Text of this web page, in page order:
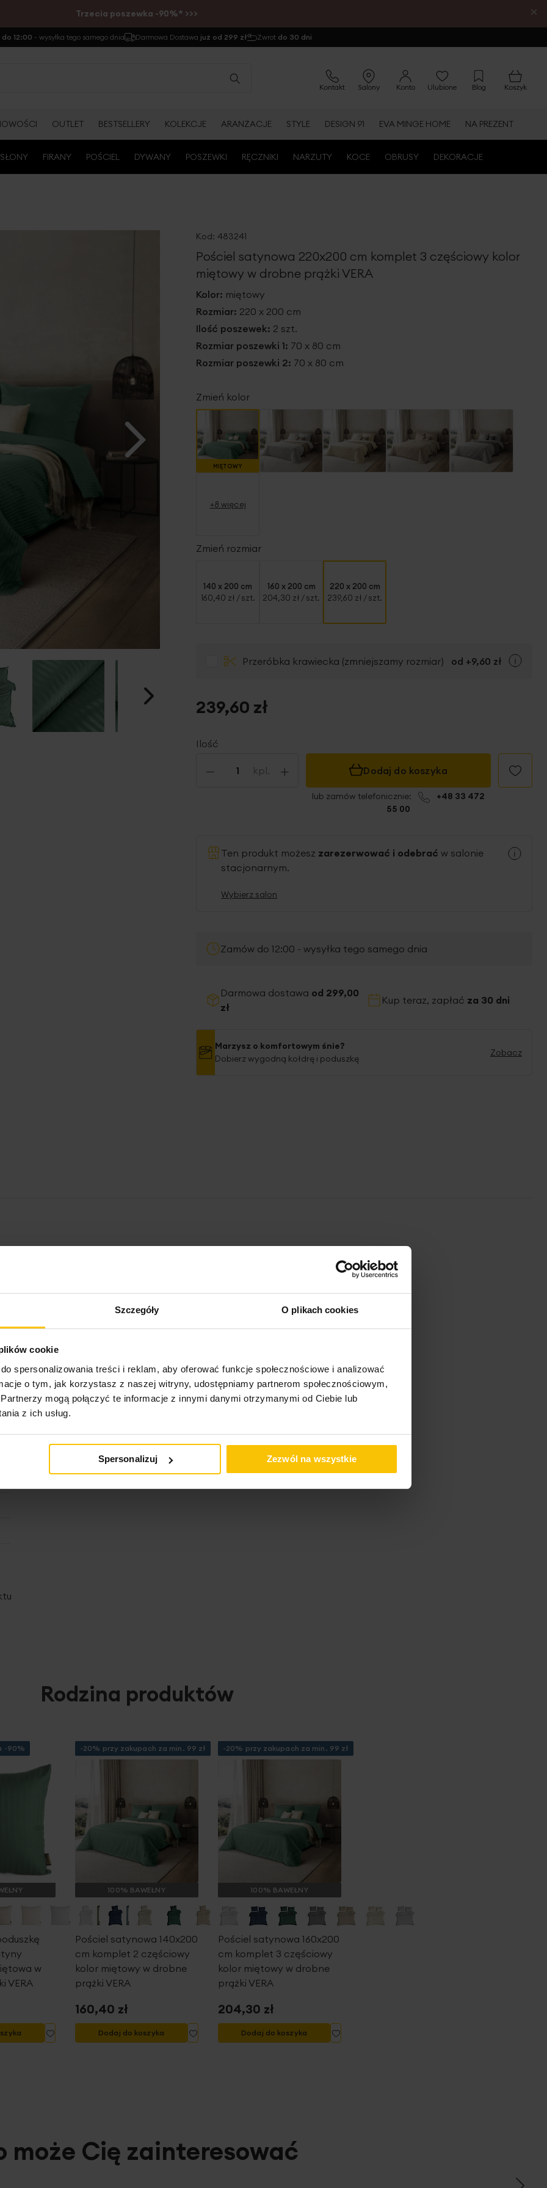
Szczegóły O plikach cookies
cookie
spersonalizowania treści i reklam, aby oferować funkcje społecznościowe i analizować
o tym, jak korzystasz z naszej witryny, udostępniamy partnerom społecznościowym,
mogą połączyć te informacje z innymi danymi otrzymanymi od Ciebie lub
z ich usług.
Spersonalizuj Zezwól na wszystkie
Trzecia poszewka -90%* >>> ×
12:00 - wysyłka tego samego dnia Darmowa Dostawa już od 299 zł Zwrot do 30 dni
Kontakt Salony Konto Ulubione Blog Koszyk
OUTLET BESTSELLERY KOLEKCJE ARANŻACJE STYLE DESIGN 91 EVA MINGE HOME NA PREZENT
FIRANY POŚCIEL DYWANY POSZEWKI RĘCZNIKI NARZUTY KOCE OBRUSY DEKORACJE
Kod: 483241
Pościel satynowa 220x200 cm komplet 3 częściowy kolor
miętowy w drobne prążki VERA
Kolor: miętowy
Rozmiar: 220 x 200 cm
Ilość poszewek: 2 szt.
Rozmiar poszewki 1: 70 x 80 cm
Rozmiar poszewki 2: 70 x 80 cm
Zmień kolor
MIĘTOWY
+8 więcej
Zmień rozmiar
140 x 200 cm
160,40 zł / szt.
160 x 200 cm
204,30 zł / szt.
220 x 200 cm
239,60 zł / szt.
Przeróbka krawiecka (zmniejszamy rozmiar) od +9,60 zł
Ilość
- kpl. +
239,60 zł
Dodaj do koszyka
lub zamów telefonicznie:
+48 33 472
55 00
Ten produkt możesz zarezerwować i odebrać w salonie
stacjonarnym.
Wybierz salon
Zamów do 12:00 - wysyłka tego samego dnia
Darmowa dostawa od 299,00
zł
Kup teraz, zapłać za 30 dni
Marzysz o komfortowym śnie?
Dobierz wygodną kołdrę i poduszkę
Zobacz
Rodzina produktów
-90%
w
VERA
do
-20% przy zakupach za min. 99 zł
100% BAWEŁNY
Pościel satynowa 140x200
cm komplet 2 częściowy
kolor miętowy w drobne
prążki VERA
160,40 zł
Dodaj do koszyka
do
-20% przy zakupach za min. 99 zł
100% BAWEŁNY
Pościel satynowa 160x200
cm komplet 3 częściowy
kolor miętowy w drobne
prążki VERA
204,30 zł
Dodaj do koszyka
do
może Cię zainteresować